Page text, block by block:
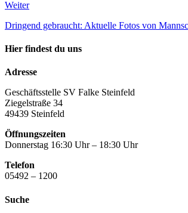
Weiter
Dringend gebraucht: Aktuelle Fotos von
Hier findest du uns
Adresse
Geschäftsstelle SV Falke Steinfeld
Ziegelstraße 34
49439 Steinfeld
Öffnungszeiten
Donnerstag 16:30 Uhr – 18:30 Uhr
Telefon
05492 – 1200
Suche